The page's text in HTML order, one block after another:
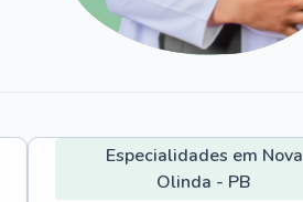
Especialidades em Nova
Olinda - PB